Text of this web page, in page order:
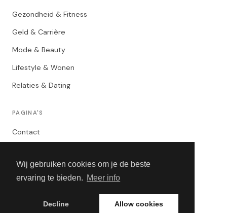
Wij gebruiken cookies om je de beste
ervaring te bieden. Meer info
Decline Allow cookies
Gezondheid & Fitness
Geld & Carrière
Mode & Beauty
Lifestyle & Wonen
Relaties & Dating
PAGINA'S
Contact
Algemene Voorwaarden
Adverteren